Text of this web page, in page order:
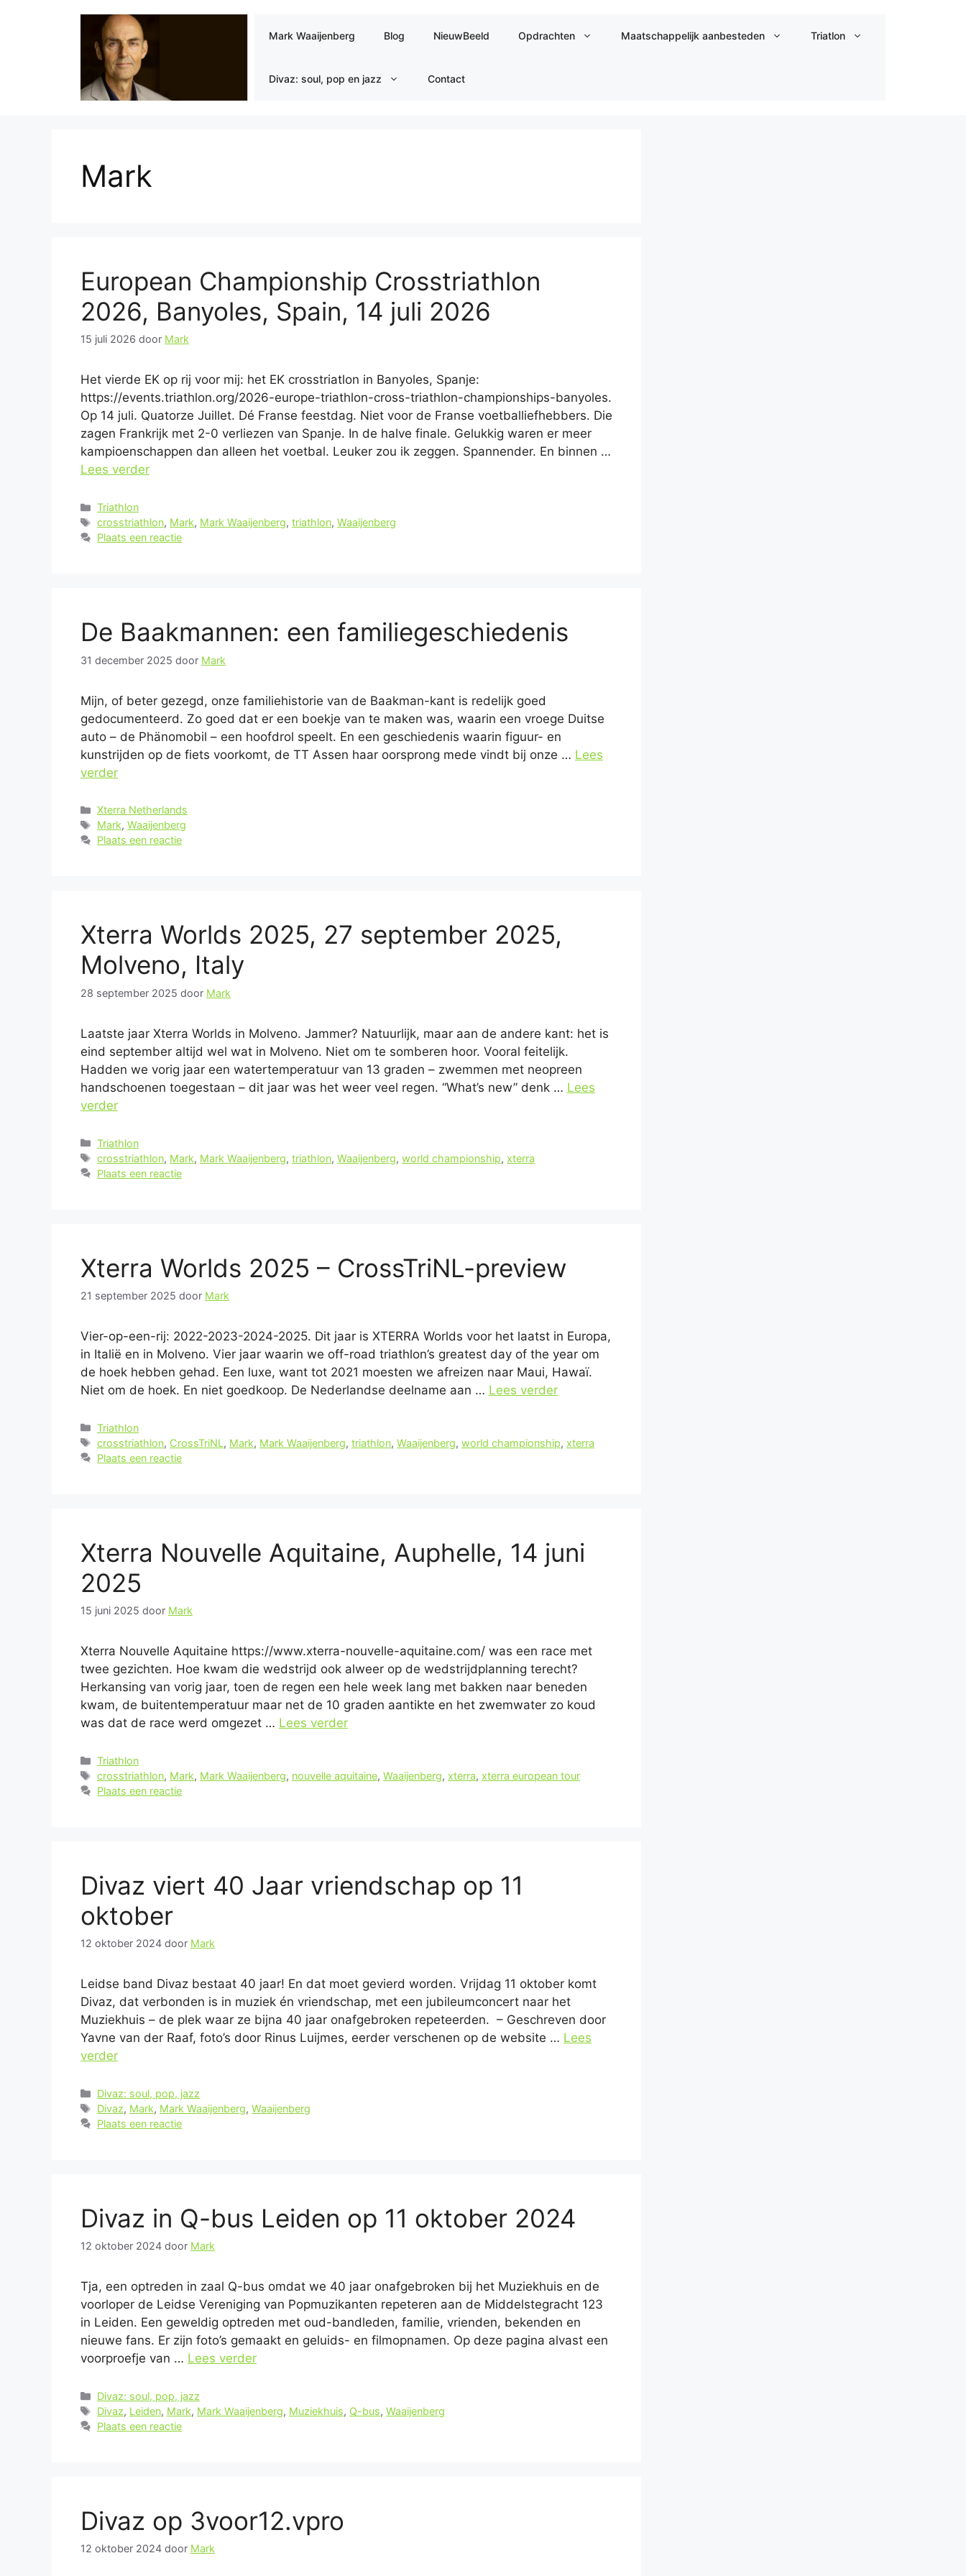
Mark Waaijenberg Blog NieuwBeeld Opdrachten Maatschappelijk aanbesteden Triatlon
Divaz: soul, pop en jazz Contact
Mark
European Championship Crosstriathlon
2026, Banyoles, Spain, 14 juli 2026
15 juli 2026 door Mark
Het vierde EK op rij voor mij: het EK crosstriatlon in Banyoles, Spanje:
https://events.triathlon.org/2026-europe-triathlon-cross-triathlon-championships-banyoles.
Op 14 juli. Quatorze Juillet. Dé Franse feestdag. Niet voor de Franse voetballiefhebbers. Die
zagen Frankrijk met 2-0 verliezen van Spanje. In de halve finale. Gelukkig waren er meer
kampioenschappen dan alleen het voetbal. Leuker zou ik zeggen. Spannender. En binnen …
Lees verder
Categorieën
Triathlon
Tags
crosstriathlon, Mark, Mark Waaijenberg,triathlon,Waaijenberg
Plaats een reactie
De Baakmannen: een familiegeschiedenis
31 december 2025 door Mark
Mijn, of beter gezegd, onze familiehistorie van de Baakman-kant is redelijk goed
gedocumenteerd. Zo goed dat er een boekje van te maken was, waarin een vroege Duitse
auto – de Phänomobil – een hoofdrol speelt. En een geschiedenis waarin figuur- en
kunstrijden op de fiets voorkomt, de TT Assen haar oorsprong mede vindt bij onze … Lees
verder
Categorieën
Xterra Netherlands
Tags
Mark,Waaijenberg
Plaats een reactie
Xterra Worlds 2025, 27 september 2025,
Molveno, Italy
28 september 2025 door Mark
Laatste jaar Xterra Worlds in Molveno. Jammer? Natuurlijk, maar aan de andere kant: het is
eind september altijd wel wat in Molveno. Niet om te somberen hoor. Vooral feitelijk.
Hadden we vorig jaar een watertemperatuur van 13 graden – zwemmen met neopreen
handschoenen toegestaan – dit jaar was het weer veel regen. “What’s new” denk … Lees
verder
Categorieën
Triathlon
Tags
crosstriathlon, Mark, Mark Waaijenberg,triathlon,Waaijenberg,world championship,xterra
Plaats een reactie
Xterra Worlds 2025 – CrossTriNL-preview
21 september 2025 door Mark
Vier-op-een-rij: 2022-2023-2024-2025. Dit jaar is XTERRA Worlds voor het laatst in Europa,
in Italië en in Molveno. Vier jaar waarin we off-road triathlon’s greatest day of the year om
de hoek hebben gehad. Een luxe, want tot 2021 moesten we afreizen naar Maui, Hawaï.
Niet om de hoek. En niet goedkoop. De Nederlandse deelname aan … Lees verder
Categorieën
Triathlon
Tags
crosstriathlon, CrossTriNL, Mark, Mark Waaijenberg,triathlon,Waaijenberg,world championship,xterra
Plaats een reactie
Xterra Nouvelle Aquitaine, Auphelle, 14 juni
2025
15 juni 2025 door Mark
Xterra Nouvelle Aquitaine https://www.xterra-nouvelle-aquitaine.com/ was een race met
twee gezichten. Hoe kwam die wedstrijd ook alweer op de wedstrijdplanning terecht?
Herkansing van vorig jaar, toen de regen een hele week lang met bakken naar beneden
kwam, de buitentemperatuur maar net de 10 graden aantikte en het zwemwater zo koud
was dat de race werd omgezet … Lees verder
Categorieën
Triathlon
Tags
crosstriathlon, Mark, Mark Waaijenberg, nouvelle aquitaine,Waaijenberg,xterra,xterra european tour
Plaats een reactie
Divaz viert 40 Jaar vriendschap op 11
oktober
12 oktober 2024 door Mark
Leidse band Divaz bestaat 40 jaar! En dat moet gevierd worden. Vrijdag 11 oktober komt
Divaz, dat verbonden is in muziek én vriendschap, met een jubileumconcert naar het
Muziekhuis – de plek waar ze bijna 40 jaar onafgebroken repeteerden. – Geschreven door
Yavne van der Raaf, foto’s door Rinus Luijmes, eerder verschenen op de website … Lees
verder
Categorieën
Divaz: soul, pop, jazz
Tags
Divaz, Mark, Mark Waaijenberg,Waaijenberg
Plaats een reactie
Divaz in Q-bus Leiden op 11 oktober 2024
12 oktober 2024 door Mark
Tja, een optreden in zaal Q-bus omdat we 40 jaar onafgebroken bij het Muziekhuis en de
voorloper de Leidse Vereniging van Popmuzikanten repeteren aan de Middelstegracht 123
in Leiden. Een geweldig optreden met oud-bandleden, familie, vrienden, bekenden en
nieuwe fans. Er zijn foto’s gemaakt en geluids- en filmopnamen. Op deze pagina alvast een
voorproefje van … Lees verder
Categorieën
Divaz: soul, pop, jazz
Tags
Divaz, Leiden, Mark, Mark Waaijenberg, Muziekhuis, Q-bus,Waaijenberg
Plaats een reactie
Divaz op 3voor12.vpro
12 oktober 2024 door Mark